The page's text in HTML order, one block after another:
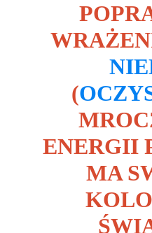
(
ENERGII
MA